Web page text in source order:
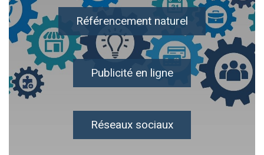
Référencement naturel
Publicité en ligne
Réseaux sociaux